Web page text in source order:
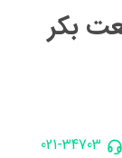
بکر
021-34703